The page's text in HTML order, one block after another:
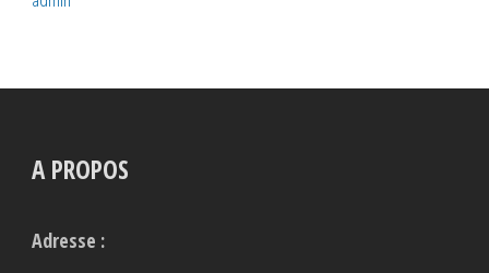
A PROPOS
Adresse :